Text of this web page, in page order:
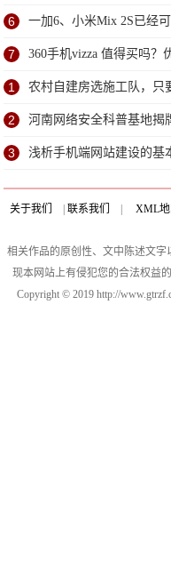
6 一加6、小米Mix 2S已经
了？
7 360手机vizza 值得买吗？
1 农村自建房选施工队，只
2 河南网络安全科普基地揭
推出
3 浅析手机端网站建设的基
关于我们 联系我们 XML地
相关作品的原创性、文中陈述文
现本网站上有侵犯您的合法权益
Copyright © 2019 http://